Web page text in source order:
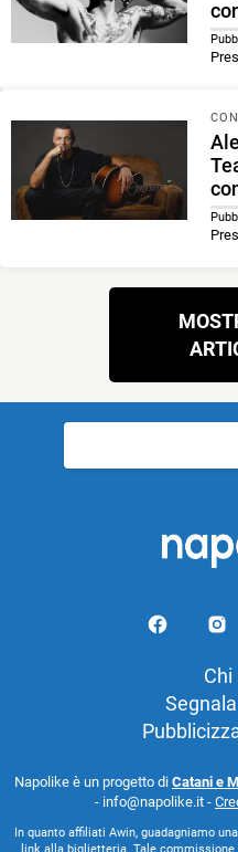
articoli
per:
Napolike è un progetto di Catani e
- info@napolike.it -
In quanto affiliati Awin, guadagniamo
link alla biglietteria. Tale